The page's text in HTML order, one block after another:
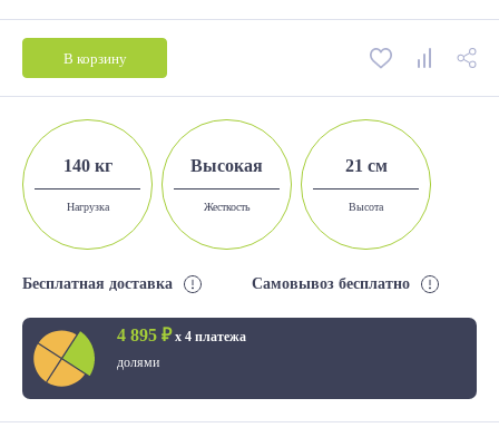
2000*1600
2000*1800
В корзину
140 кг
Нагрузка
Высокая
Жесткость
21 см
Высота
Бесплатная доставка Самовывоз бесплатно
4 895 ₽х 4 платежа
долями